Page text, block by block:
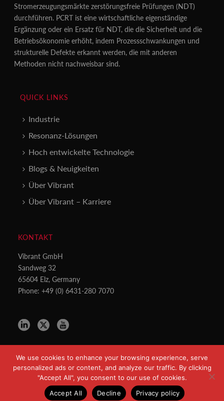
Stromerzeugungsmärkte zerstörungsfreie Prüfungen (NDT)
durchführen. PCRT ist eine wirtschaftliche eigenständige
Ergänzung oder ein Ersatz für NDT, die die Sicherheit und die
Betriebsökonomie erhöht, indem Prozessschwankungen und
strukturelle Defekte erkannt werden, die mit anderen
Methoden nicht nachweisbar sind.
QUICK LINKS
Industrie
Resonanz-Lösungen
Hoch entwickelte Technologie
Blogs & Neuigkeiten
Über Vibrant
Über Vibrant – Karriere
KONTAKT
Vibrant GmbH
Sandweg 32
65604 Elz, Germany
Phone: +49 (0) 6431-280 7070
Copyright All Rights Reserved © 2021
Datenschutzerklärung
We use cookies to enhance your browsing experience, serve
personalized ads or content, and analyze our traffic. By clicking
"Accept All", you consent to our use of cookies.
Accept All
Decline Privacy policy